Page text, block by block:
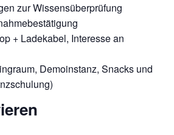
zur Wissensüberprüfung
+ Ladekabel, Interesse an
Demoinstanz, Snacks und